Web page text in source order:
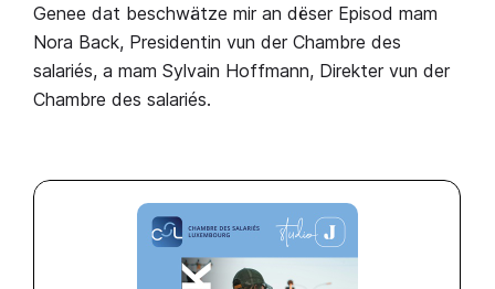
Genee dat beschwätze mir an dëser Episod mam
Nora Back, Presidentin vun der Chambre des
salariés, a mam Sylvain Hoffmann, Direkter vun der
Chambre des salariés.